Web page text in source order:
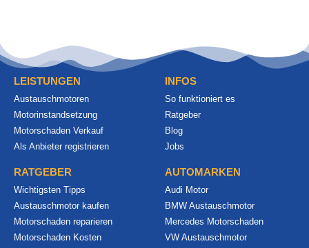
LEISTUNGEN
Austauschmotoren
Motorinstandsetzung
Motorschaden Verkauf
Als Anbieter registrieren
INFOS
So funktioniert es
Ratgeber
Blog
Jobs
RATGEBER
Wichtigsten Tipps
Austauschmotor kaufen
Motorschaden reparieren
Motorschaden Kosten
AUTOMARKEN
Audi Motor
BMW Austauschmotor
Mercedes Motorschaden
VW Austauschmotor